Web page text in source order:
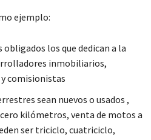
ejemplo:
los que dedican a la
inmobiliarios,
comisionistas
sean nuevos o usados ,
kilómetros, venta de motos a
ser triciclo, cuatriciclo,